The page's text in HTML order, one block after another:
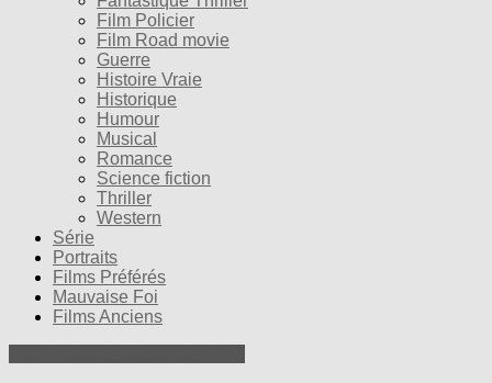
Film Policier
Film Road movie
Guerre
Histoire Vraie
Historique
Humour
Musical
Romance
Science fiction
Thriller
Western
Série
Portraits
Films Préférés
Mauvaise Foi
Films Anciens